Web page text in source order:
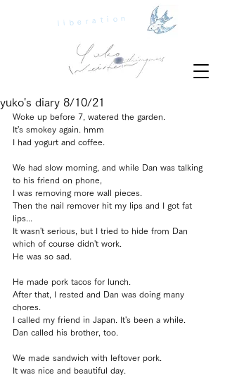
liberation
yuko's diary 8/10/21
Woke up before 7, watered the garden.
It's smokey again. hmm
I had yogurt and coffee.
We had slow morning, and while Dan was talking
to his friend on phone,
I was removing more wall pieces.
Then the nail remover hit my lips and I got fat
lips...
It wasn't serious, but I tried to hide from Dan
which of course didn't work.
He was so sad.
He made pork tacos for lunch.
After that, I rested and Dan was doing many
chores.
I called my friend in Japan. It's been a while.
Dan called his brother, too.
We made sandwich with leftover pork.
It was nice and beautiful day.